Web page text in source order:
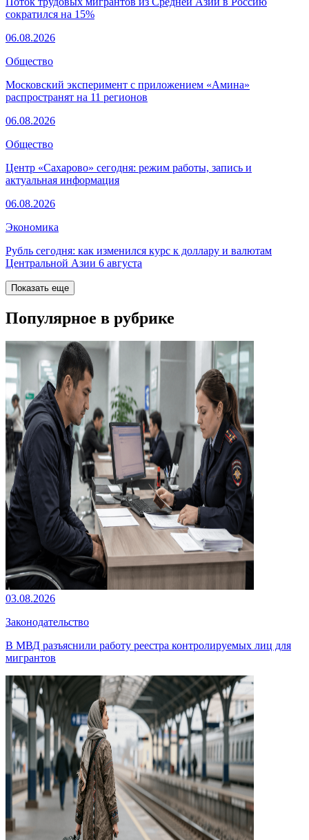
сократился на 15%
06.08.2026
Общество
Московский эксперимент с приложением «Амина»
распространят на 11 регионов
06.08.2026
Общество
Центр «Сахарово» сегодня: режим работы, запись и
актуальная информация
06.08.2026
Экономика
Рубль сегодня: как изменился курс к доллару и валютам
Центральной Азии 6 августа
Показать еще
Популярное в рубрике
03.08.2026
Законодательство
В МВД разъяснили работу реестра контролируемых лиц для
мигрантов